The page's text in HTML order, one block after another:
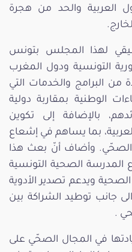
العربية والحد من هجرة
لهذا المجلس بتونس
التونسية ودول المغرب
من البرامج والخدمات التي
الوطنية بمقاربة دولية
بالإضافة إلى تكوين
بما يساهم في إشعاع
الصحّي. وأضاف أنّ بعث هذا
الصحية التونسية
الصحية ويدعم تصدير الأدوية
جانب توطيد الشراكة بين
.
في المجال الصحّي على